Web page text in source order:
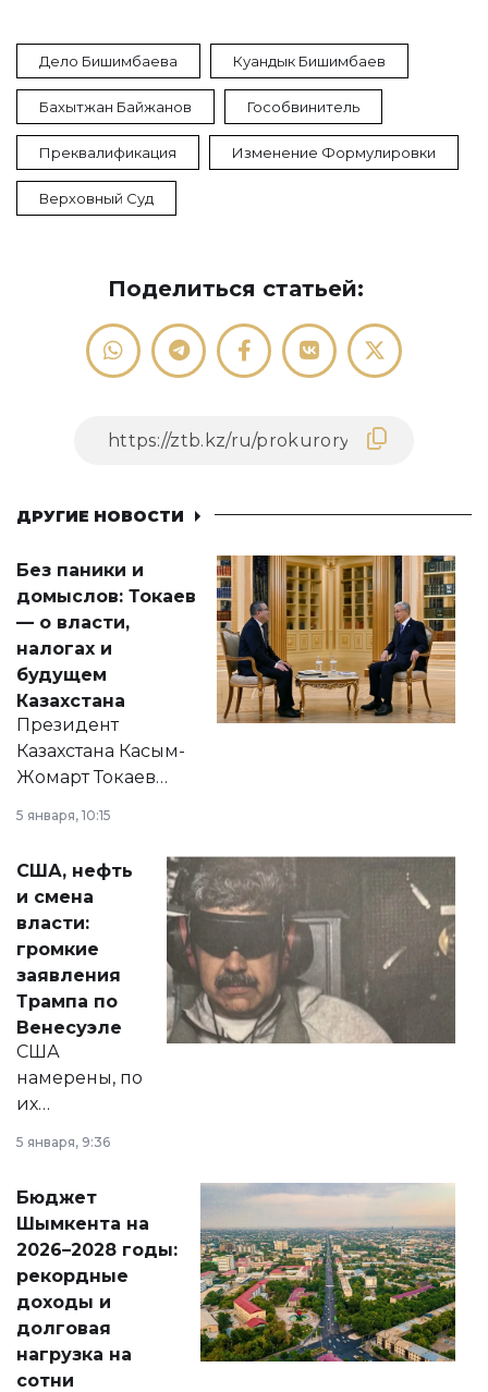
Дело Бишимбаева Куандык Бишимбаев
Бахытжан Байжанов Гособвинитель
Преквалификация Изменение Формулировки
Верховный Суд
Поделиться статьей:
ДРУГИЕ НОВОСТИ
Без паники и
домыслов: Токаев
— о власти,
налогах и
будущем
Казахстана
Президент
Казахстана Касым-
Жомарт Токаев
сразу несколько
актуальных тем —
от слухов о
политических
реформах до
вопросов армии,
экономики и
личного здоровья.
5 января, 10:15
США, нефть
и смена
власти:
громкие
заявления
Трампа по
Венесуэле
США
намерены, по
их
принести
народу
Венесуэлы.
5 января, 9:36
Бюджет
Шымкента на
2026–2028 годы:
рекордные
доходы и
долговая
нагрузка на
сотни